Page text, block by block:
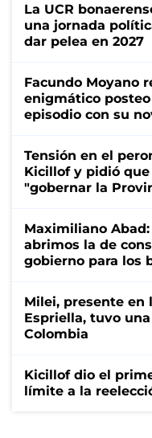
La UCR
una jornada
dar pelea en 2027
Facundo Moyano
enigmático
episodio con su
Tensión en el
Kicillof y pidió
"gobernar la
Maximiliano
abrimos la de
gobierno para los
Milei, presente en
Espriella, tuvo
Colombia
Kicillof dio el
límite a la